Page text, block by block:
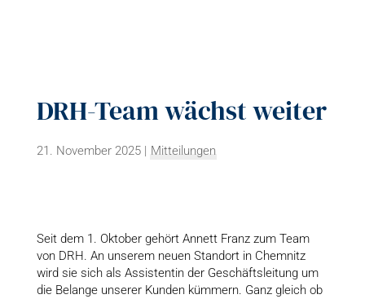
DRH-Team wächst weiter
21. November 2025| Mitteilungen
Seit dem 1. Oktober gehört Annett Franz zum Team
von DRH. An unserem neuen Standort in Chemnitz
wird sie sich als Assistentin der Geschäftsleitung um
die Belange unserer Kunden kümmern. Ganz gleich ob